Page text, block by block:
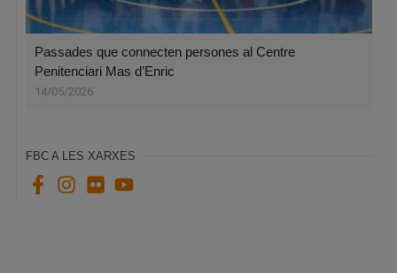
Passades que connecten persones al Centre
Penitenciari Mas d’Enric
14/05/2026
FBC A LES XARXES